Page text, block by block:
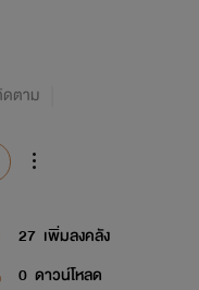
ตาม
27 เพิ่มลงคลัง
0 ดาวน์โหลด